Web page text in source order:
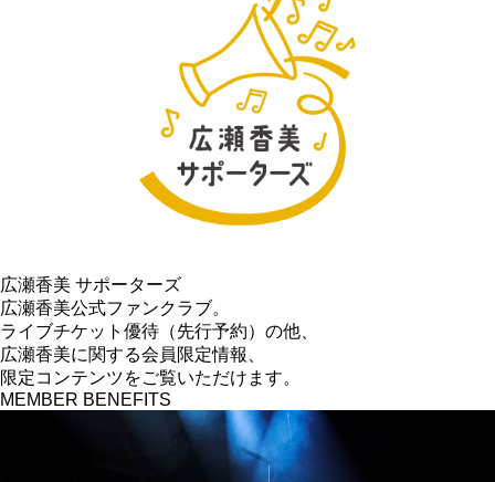
広瀬香美 サポーターズ
広瀬香美公式ファンクラブ。
ライブチケット優待（先行予約）の他、
広瀬香美に関する会員限定情報、
限定コンテンツをご覧いただけます。
MEMBER BENEFITS